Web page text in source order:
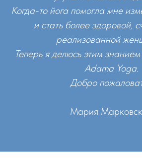
Когда-то йога помогла мне
и стать более здоровой,
реализованной
Теперь я делюсь этим
Adama Yoga.
Добро
Мария